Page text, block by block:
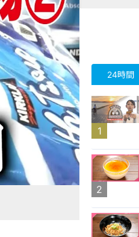
24時間
1
2